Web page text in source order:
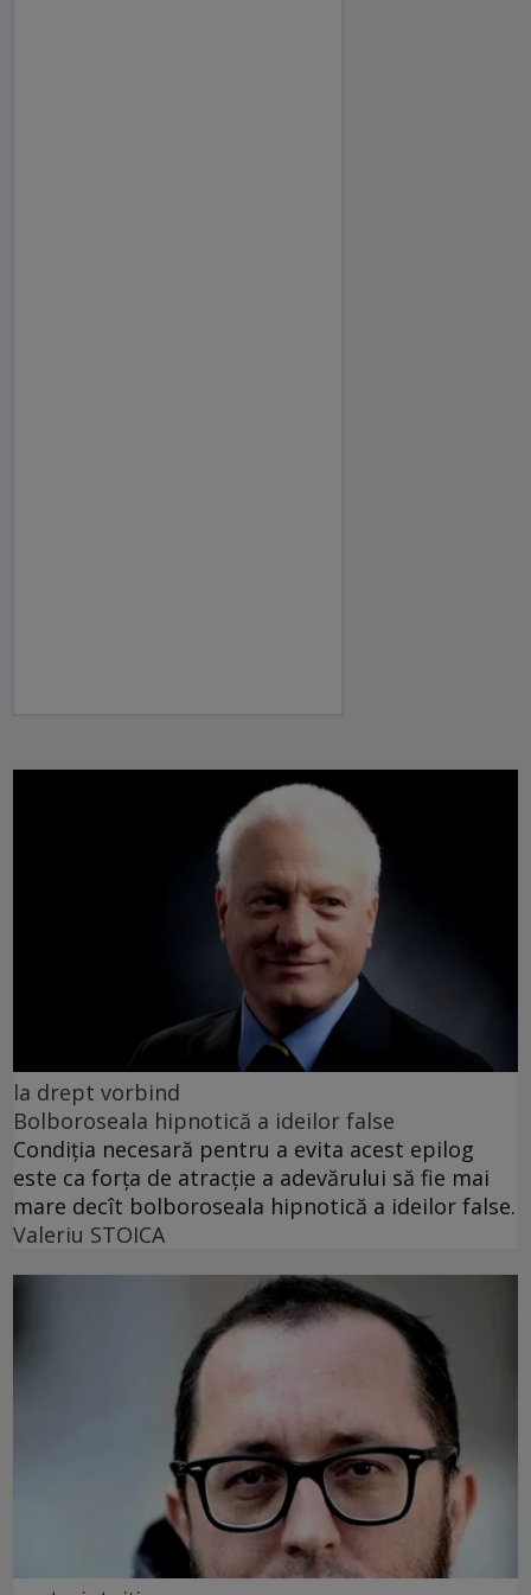
la drept vorbind
Bolboroseala hipnotică a ideilor false
Condiția necesară pentru a evita acest epilog
este ca forța de atracție a adevărului să fie mai
mare decît bolboroseala hipnotică a ideilor false.
Valeriu STOICA